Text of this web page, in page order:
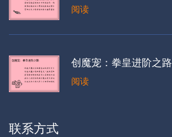
阅读
创魔宠：拳皇进阶之路
阅读
联系方式